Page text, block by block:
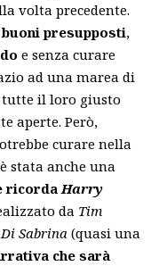
volta precedente.
buoni presupposti,
e senza curare
ad una marea di
il loro giusto
aperte. Però,
curare nella
stata anche una
ricordaHarry
da Tim
Sabrina (quasi una
che sarà